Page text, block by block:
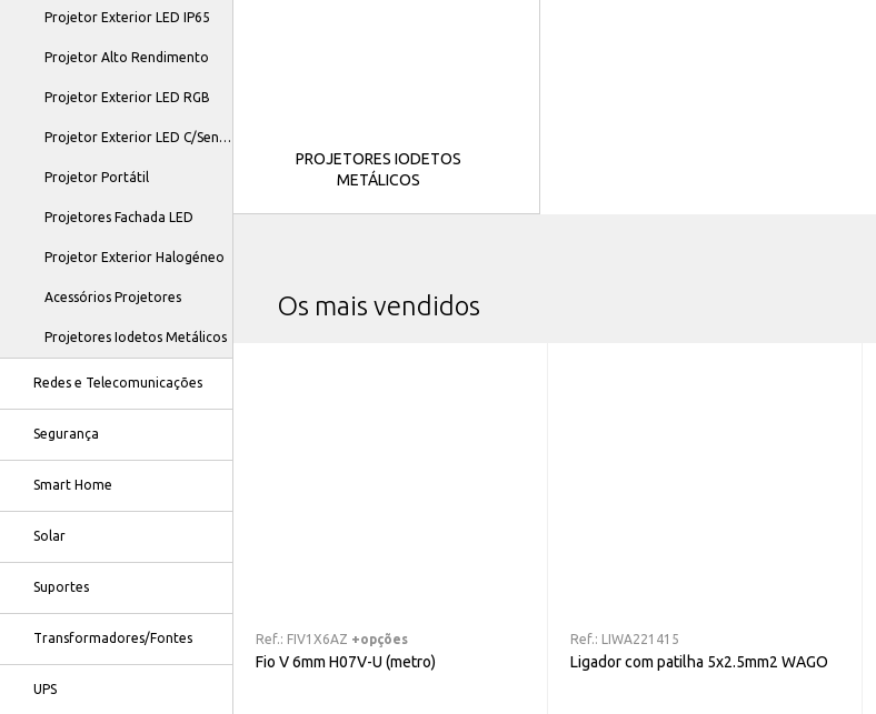
Projetor Exterior LED IP65
Projetor Alto Rendimento
Projetor Exterior LED RGB
Projetor Exterior LED C/Sensor
Projetor Portátil
Projetores Fachada LED
Projetor Exterior Halogéneo
Acessórios Projetores
Projetores Iodetos Metálicos
Redes e Telecomunicações
Segurança
Smart Home
Solar
Suportes
Transformadores/Fontes
UPS
PROJETORES IODETOS
METÁLICOS
Os mais vendidos
Ref.: FIV1X6AZ +opções
Fio V 6mm H07V-U (metro)
Ref.: LIWA221415
Ligador com patilha 5x2.5mm2 WAGO